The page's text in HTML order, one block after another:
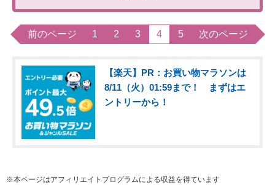
前のページ 1 2 3 4 5 次のページ
【楽天】PR：お買い物マラソンは
8/11（火）01:59まで！ まずはエ
ントリーから！
※本ページはアフィリエイトプログラムによる収益を得ています